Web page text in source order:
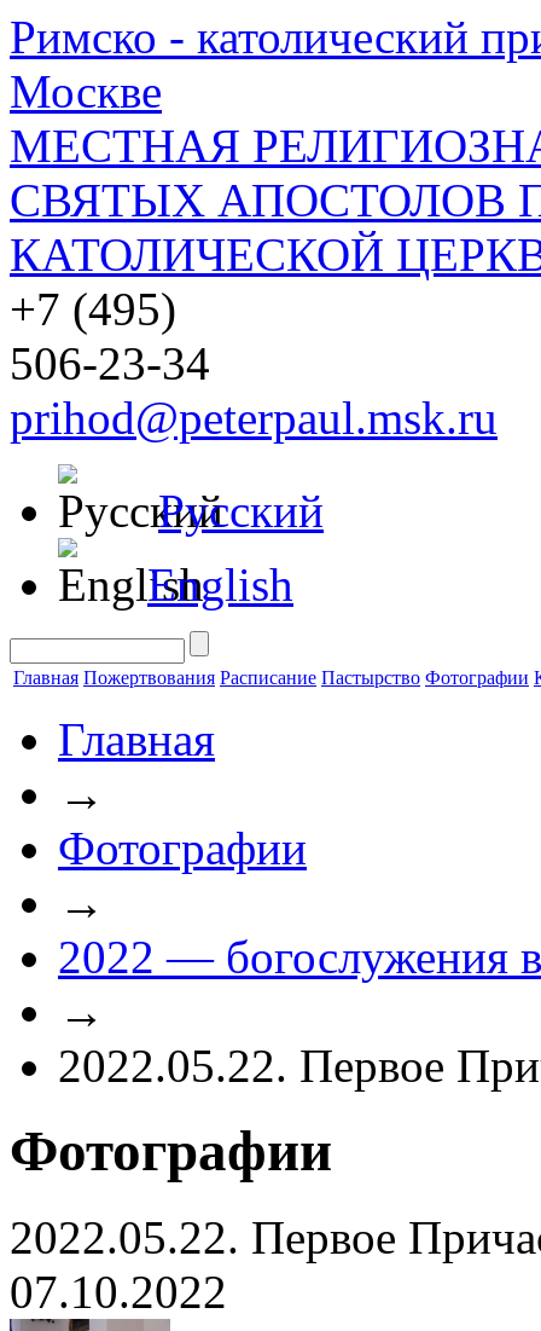
Римско - католический
Москве
МЕСТНАЯ
СВЯТЫХ АПОСТОЛОВ
КАТОЛИЧЕСКОЙ
+7 (495)
506-23-34
prihod@peterpaul.msk.ru
Русский
English
Главная Пожертвования Расписание Пастырство Фотографии
Главная
→
Фотографии
→
2022 — богослужения
→
2022.05.22. Первое
Фотографии
2022.05.22. Первое
07.10.2022